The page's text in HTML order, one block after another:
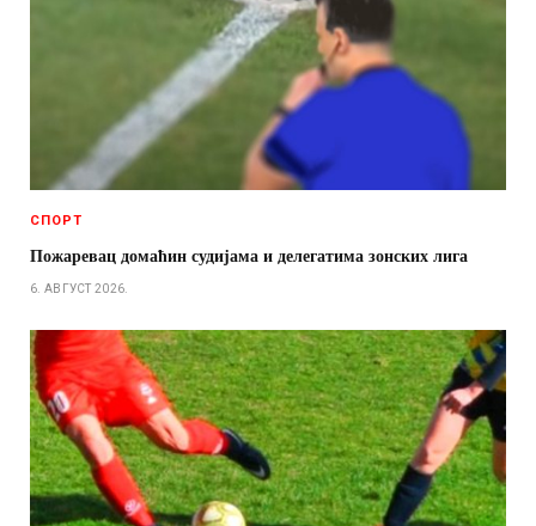
СПОРТ
Пожаревац домаћин судијама и делегатима зонских лига
6. АВГУСТ 2026.